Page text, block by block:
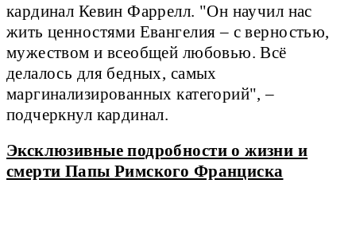
кардинал Кевин Фаррелл. "Он научил нас
жить ценностями Евангелия – с верностью,
мужеством и всеобщей любовью. Всё
делалось для бедных, самых
маргинализированных категорий", –
подчеркнул кардинал.
Эксклюзивные подробности о жизни и
смерти Папы Римского Франциска